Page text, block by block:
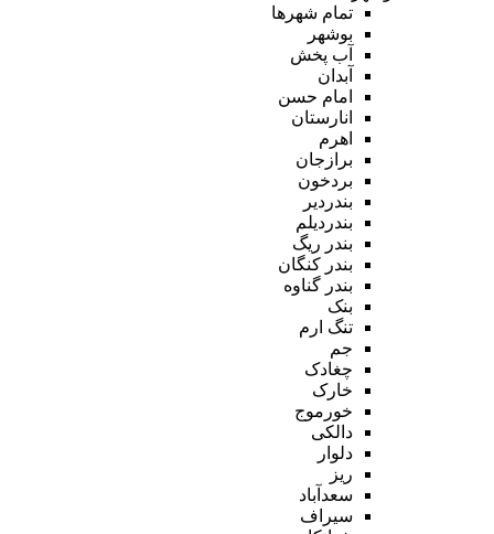
تمام شهر‌ها
بوشهر
آب پخش
آبدان
امام حسن
انارستان
اهرم
برازجان
بردخون
بندردیر
بندردیلم
بندر ریگ
بندر کنگان
بندر گناوه
بنک
تنگ ارم
جم
چغادک
خارک
خورموج
دالکی
دلوار
ریز
سعدآباد
سیراف